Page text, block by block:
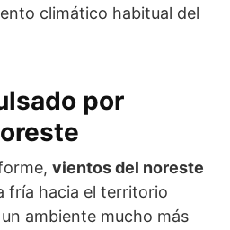
climático habitual del
por
vientos del noreste
fría hacia el territorio
ambiente mucho más